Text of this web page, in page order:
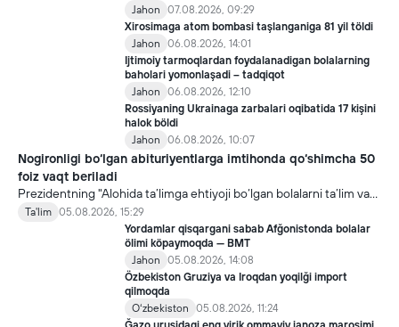
Jahon
07.08.2026, 09:29
Xirosimaga atom bombasi taşlanganiga 81 yil töldi
Jahon
06.08.2026, 14:01
Ijtimoiy tarmoqlardan foydalanadigan bolalarning
baholari yomonlaşadi – tadqiqot
Jahon
06.08.2026, 12:10
Rossiyaning Ukrainaga zarbalari oqibatida 17 kişini
halok böldi
Jahon
06.08.2026, 10:07
Nogironligi bo‘lgan abituriyentlarga imtihonda qo‘shimcha 50
foiz vaqt beriladi
Prezidentning "Alohida ta’limga ehtiyoji bo‘lgan bolalarni ta’lim va
ijtimoiy xizmatlar bilan qamrab olish tizimini takomillashtirish
bo‘yicha qo‘shimcha chora-tadbirlar to‘g‘risida"gi qarori bilan
inklyuziv ta’lim sohasida qator yangi mexanizmlar joriy etilmoqda.
Ta'lim 05.08.2026, 15:29
Yordamlar qisqargani sabab Afğonistonda bolalar
ölimi köpaymoqda — BMT
Jahon
05.08.2026, 14:08
Özbekiston Gruziya va Iroqdan yoqilği import
qilmoqda
Oʻzbekiston
05.08.2026, 11:24